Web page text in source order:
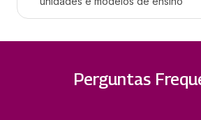
LAUDO PERICIAL E ATUAÇÃO
PROFISSIONAL
Perguntas